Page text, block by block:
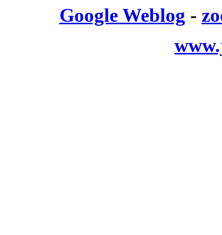
Google Weblog -